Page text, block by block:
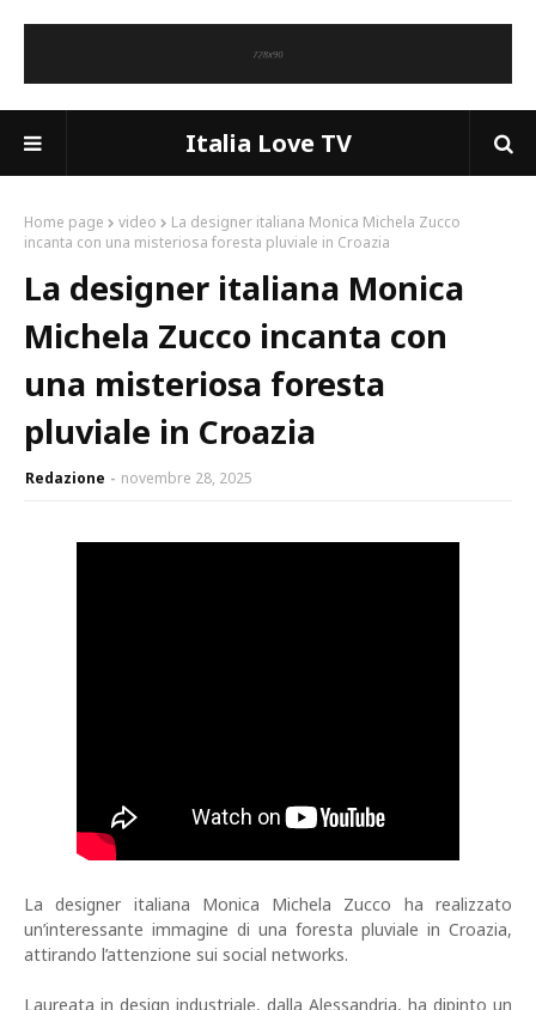
Italia Love TV
Home page video
La designer italiana Monica Michela Zucco
incanta con una misteriosa foresta pluviale in Croazia
La designer italiana Monica
Michela Zucco incanta con
una misteriosa foresta
pluviale in Croazia
Redazione novembre 28, 2025
La designer italiana Monica Michela Zucco ha realizzato
un’interessante immagine di una foresta pluviale in Croazia,
attirando l’attenzione sui social networks.
Laureata in design industriale, dalla Alessandria, ha dipinto un